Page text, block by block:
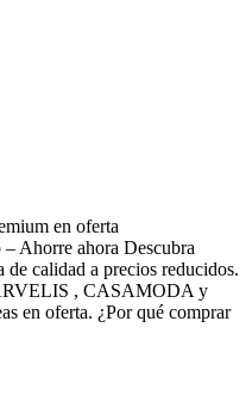
en oferta
Ahorre ahora Descubra
de calidad a precios reducidos.
, CASAMODA y
en oferta. ¿Por qué comprar